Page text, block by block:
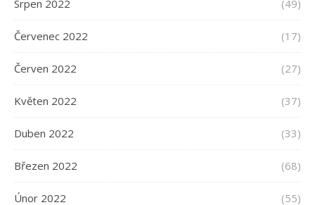
Srpen 2022 (49)
Červenec 2022 (17)
Červen 2022 (27)
Květen 2022 (37)
Duben 2022 (33)
Březen 2022 (68)
Únor 2022 (55)